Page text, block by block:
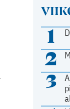
1
2
3